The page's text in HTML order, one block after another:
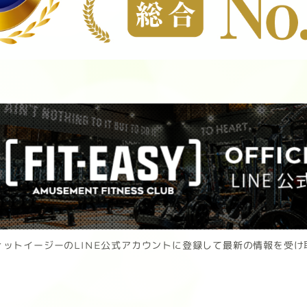
ットイージーのLINE公式アカウントに登録して最新の情報を受け